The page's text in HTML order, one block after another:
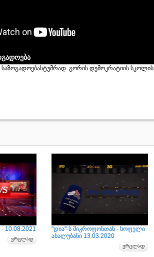
გორის დემოკრატიის
- 10.08.2021
"დია"-ს მიკროფონთან - სოფელი
ახალუბანი 13.03.2020